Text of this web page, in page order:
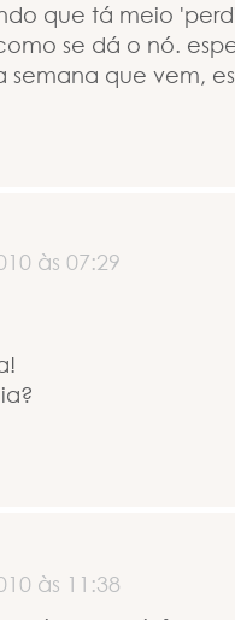
que tá meio
se dá o nó.
semana que vem,
às 07:29
às 11:38